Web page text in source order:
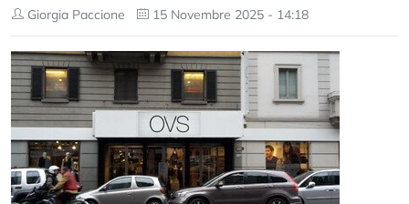
Giorgia Paccione 15 Novembre 2025 - 14:18